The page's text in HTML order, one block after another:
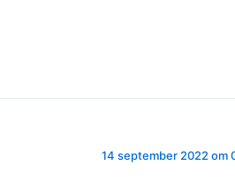
14 september 2022 om